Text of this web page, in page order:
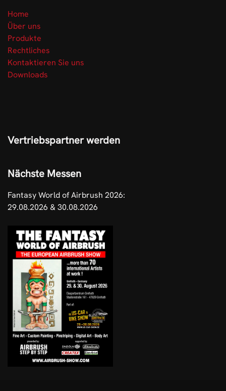
Home
Über uns
Produkte
Rechtliches
Kontaktieren Sie uns
Downloads
Vertriebspartner werden
Nächste Messen
Fantasy World of Airbrush 2026:
29.08.2026 & 30.08.2026